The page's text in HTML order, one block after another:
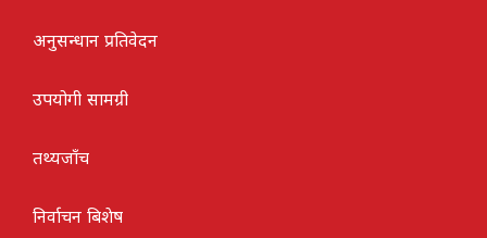
अनुसन्धान प्रतिवेदन
उपयोगी सामग्री
तथ्यजाँच
निर्वाचन बिशेष